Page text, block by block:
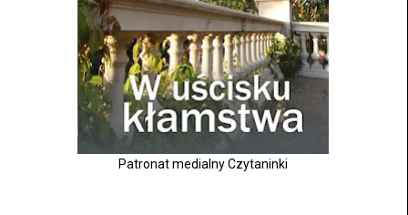
Patronat medialny Czytaninki